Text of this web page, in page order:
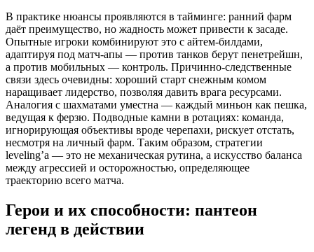
В практике нюансы проявляются в тайминге: ранний фарм
даёт преимущество, но жадность может привести к засаде.
Опытные игроки комбинируют это с айтем-билдами,
адаптируя под матч-апы — против танков берут пенетрейшн,
а против мобильных — контроль. Причинно-следственные
связи здесь очевидны: хороший старт снежным комом
наращивает лидерство, позволяя давить врага ресурсами.
Аналогия с шахматами уместна — каждый миньон как пешка,
ведущая к ферзю. Подводные камни в ротациях: команда,
игнорирующая объективы вроде черепахи, рискует отстать,
несмотря на личный фарм. Таким образом, стратегии
leveling’а — это не механическая рутина, а искусство баланса
между агрессией и осторожностью, определяющее
траекторию всего матча.
Герои и их способности: пантеон
легенд в действии